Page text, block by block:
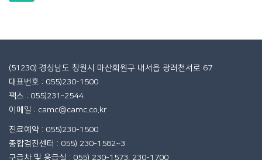
(51230) 경상남도 창원시 마산회원구 내서읍 광려천서로 67
대표번호 : 055)230-1500
팩스 : 055)231-2544
이메일 : camc@camc.co.kr
진료예약 : 055)230-1500
종합검진센터 : 055) 230-1582~3
구급차 및 응급실 : 055) 230-1573, 230-1700